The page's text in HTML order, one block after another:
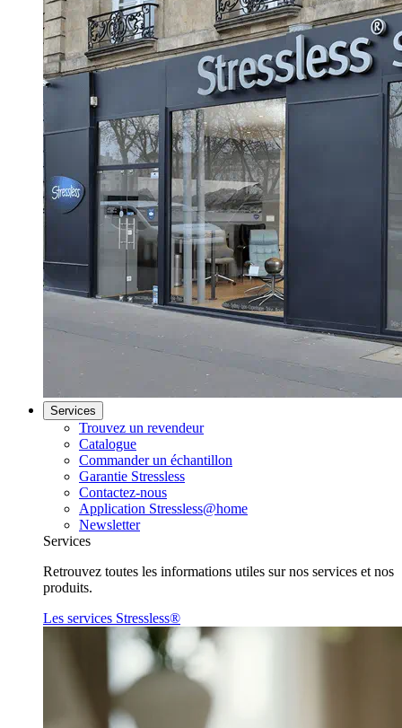
Services
Trouvez un revendeur
Catalogue
Commander un échantillon
Garantie Stressless
Contactez-nous
Application Stressless@home
Newsletter
Services
Retrouvez toutes les informations utiles sur nos services et nos
produits.
Les services Stressless®